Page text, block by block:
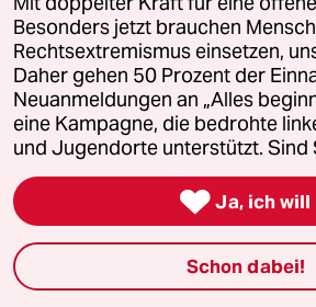
Bild um sich dann auf
eines bessern belehren zu
zurück rudert. Um dann
Flüchtlingen
Schengen Abkommen,
snowcrash
@snowcrash:
So kann man nur
Besonders jetzt brauchen
Rechtsextremismus einsetzen,
Daher gehen 50 Prozent der
Neuanmeldungen an „Alles
eine Kampagne, die bedrohte
und Jugendorte unterstützt. Sind
 Ja, ich will
Schon dabei!